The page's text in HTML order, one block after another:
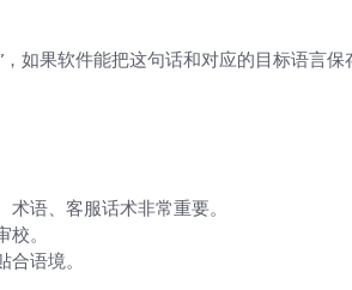
如果软件能把这句话和对应的目标语言
语、客服话术非常重要。
。
语境。